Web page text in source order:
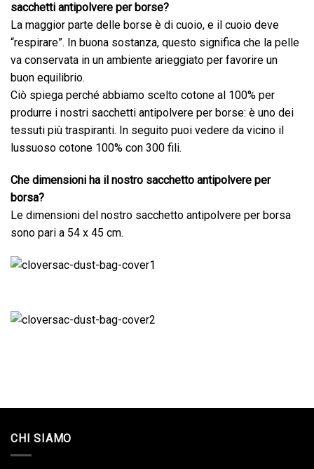
sacchetti antipolvere per borse?
La maggior parte delle borse è di cuoio, e il cuoio deve
“respirare”. In buona sostanza, questo significa che la pelle
va conservata in un ambiente arieggiato per favorire un
buon equilibrio.
Ciò spiega perché abbiamo scelto cotone al 100% per
produrre i nostri sacchetti antipolvere per borse: è uno dei
tessuti più traspiranti. In seguito puoi vedere da vicino il
lussuoso cotone 100% con 300 fili.
Che dimensioni ha il nostro sacchetto antipolvere per
borsa?
Le dimensioni del nostro sacchetto antipolvere per borsa
sono pari a 54 x 45 cm.
CHI SIAMO